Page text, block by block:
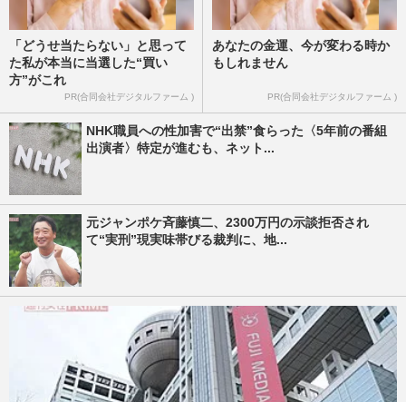
「どうせ当たらない」と思って
た私が本当に当選した“買い
方”がこれ
PR(合同会社デジタルファーム )
あなたの金運、今が変わる時か
もしれません
PR(合同会社デジタルファーム )
NHK職員への性加害で“出禁”食らった〈5年前の番組
出演者〉特定が進むも、ネット...
元ジャンポケ斉藤慎二、2300万円の示談拒否され
て“実刑”現実味帯びる裁判に、地...